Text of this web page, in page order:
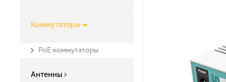
Коммутаторы
PoE коммутаторы
Антенны